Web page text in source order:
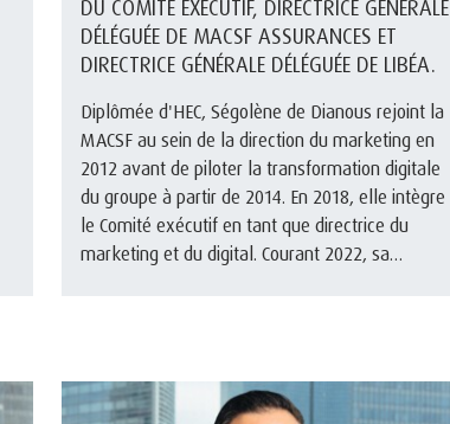
DU COMITÉ EXÉCUTIF, DIRECTRICE GÉNÉRALE
DÉLÉGUÉE DE MACSF ASSURANCES ET
DIRECTRICE GÉNÉRALE DÉLÉGUÉE DE LIBÉA.
Diplômée d'HEC, Ségolène de Dianous rejoint la
MACSF au sein de la direction du marketing en
2012 avant de piloter la transformation digitale
du groupe à partir de 2014. En 2018, elle intègre
le Comité exécutif en tant que directrice du
marketing et du digital. Courant 2022, sa